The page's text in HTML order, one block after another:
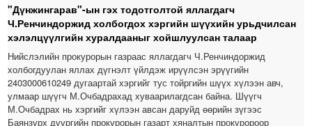
"Дүнжингарав"-ын гэх тодотголтой яллагдагч
Ч.Ренчиндоржид холбогдох хэргийн шүүхийн урьдчилсан
хэлэлцүүлгийн хуралдааныг хойшлуулсан талаар
Нийслэлийн прокурорын газраас яллагдагч Ч.Ренчиндоржид
холбогдуулан яллах дүгнэлт үйлдэж ирүүлсэн эрүүгийн
2403000610249 дугаартай хэргийг тус тойргийн шүүх хүлээн авч,
улмаар шүүгч М.Очбадрахад хуваарилагдсан байна. Шүүгч
М.Очбадрах нь хэргийг хүлээн авсан даруйд өөрийн зүгээс
Баянзүрх дүүргийн прокурорын газарт хяналтын прокуророор